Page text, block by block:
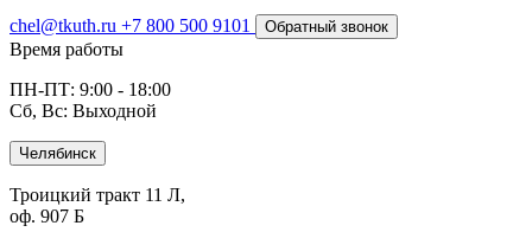
chel@tkuth.ru +7 800 500 9101 Обратный звонок
Время работы
ПН-ПТ: 9:00 - 18:00
Сб, Вс: Выходной
Челябинск
Троицкий тракт 11 Л,
оф. 907 Б